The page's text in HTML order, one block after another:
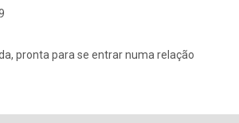
pronta para se entrar numa relação